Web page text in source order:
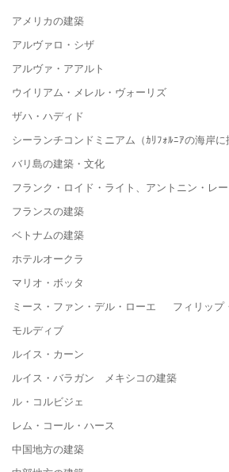
アメリカの建築
アルヴァロ・シザ
アルヴァ・アアルト
ウイリアム・メレル・ヴォーリズ
ザハ・ハディド
シーランチコンドミニアム（ｶﾘﾌｫﾙﾆｱの海岸に
バリ島の建築・文化
フランク・ロイド・ライト、アントニン・レ
フランスの建築
ベトナムの建築
ホテルオークラ
マリオ・ボッタ
ミース・ファン・デル・ローエ フィリップ
モルディブ
ルイス・カーン
ルイス・バラガン メキシコの建築
ル・コルビジェ
レム・コール・ハース
中国地方の建築